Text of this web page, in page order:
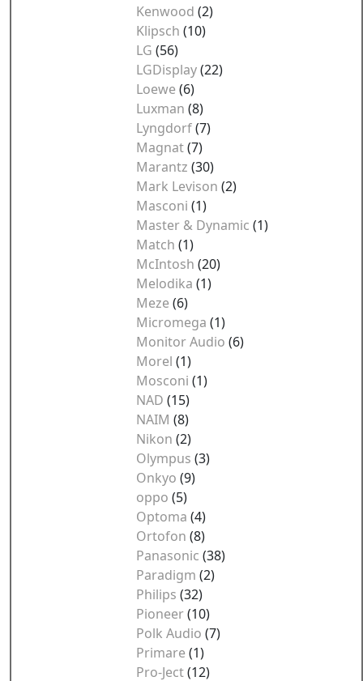
Kenwood (2)
Klipsch (10)
LG (56)
LGDisplay(22)
Loewe (6)
Luxman (8)
Lyngdorf(7)
Magnat(7)
Marantz (30)
Mark Levison (2)
Masconi (1)
Master & Dynamic (1)
Match (1)
McIntosh (20)
Melodika (1)
Meze (6)
Micromega (1)
Monitor Audio (6)
Morel (1)
Mosconi (1)
NAD (15)
NAIM (8)
Nikon (2)
Olympus (3)
Onkyo (9)
oppo (5)
Optoma (4)
Ortofon (8)
Panasonic (38)
Paradigm (2)
Philips (32)
Pioneer(10)
Polk Audio (7)
Primare (1)
Pro-Ject(12)